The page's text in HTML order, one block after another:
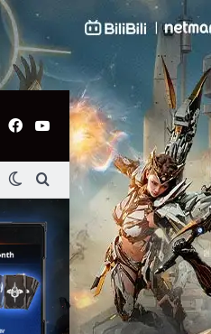
Facebook
YouTube
Switch skin
ค้นหา